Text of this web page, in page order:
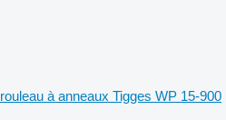
rouleau à anneaux Tigges WP 15-900